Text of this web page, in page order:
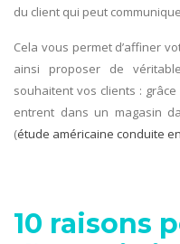
du client qui peut
Cela vous permet d’affiner
ainsi proposer de
souhaitent vos clients :
entrent dans un magasin
(étude américaine conduite
10 raisons